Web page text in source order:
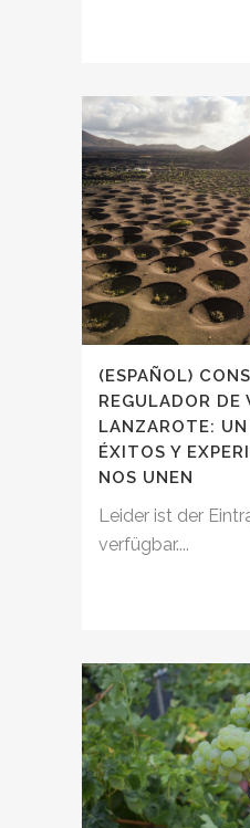
(ESPAÑOL)
REGULADOR DE
LANZAROTE:
ÉXITOS Y
NOS UNEN
Leider ist der
verfügbar....